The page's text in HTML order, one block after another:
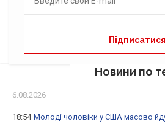
Новини по
6.08.2026
18:54 Молоді чоловіки у США масово